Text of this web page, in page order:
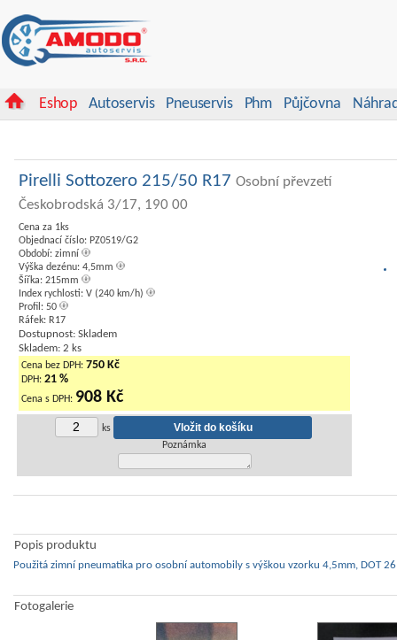
Eshop Autoservis Pneuservis Phm Půjčovna
Pirelli Sottozero 215/50 R17 Osobní převzetí
Českobrodská 3/17, 190 00
Cena za 1ks
Objednací číslo: PZ0519/G2
Období: zimní
Výška dezénu: 4,5mm
Šířka: 215mm
Index rychlosti: V (240 km/h)
Profil: 50
Ráfek: R17
Dostupnost: Skladem
Skladem: 2 ks
Cena bez DPH: 750 Kč
DPH: 21 %
Cena s DPH: 908 Kč
ks
Poznámka
Popis produktu
Použitá zimní pneumatika pro osobní automobily s výškou vzorku 4,5mm, DOT
Fotogalerie